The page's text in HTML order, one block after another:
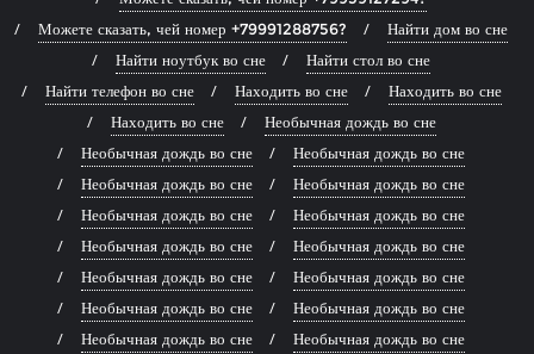
Можете сказать, чей номер +79991288756?
Найти дом во сне
Найти ноутбук во сне
Найти стол во сне
Найти телефон во сне
Находить во сне
Находить во сне
Находить во сне
Необычная дождь во сне
Необычная дождь во сне
Необычная дождь во сне
Необычная дождь во сне
Необычная дождь во сне
Необычная дождь во сне
Необычная дождь во сне
Необычная дождь во сне
Необычная дождь во сне
Необычная дождь во сне
Необычная дождь во сне
Необычная дождь во сне
Необычная дождь во сне
Необычная дождь во сне
Необычная дождь во сне